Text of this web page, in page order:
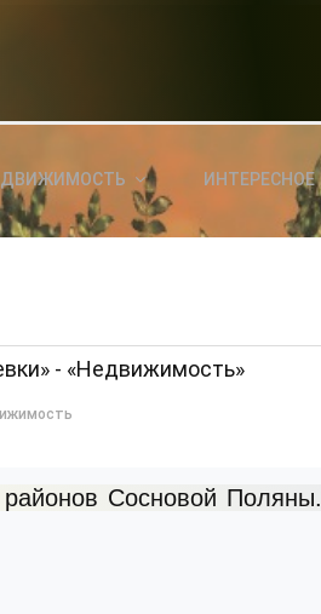
ИНТЕРЕСНОЕ
- «Недвижимость»
Сосновой Поляны.